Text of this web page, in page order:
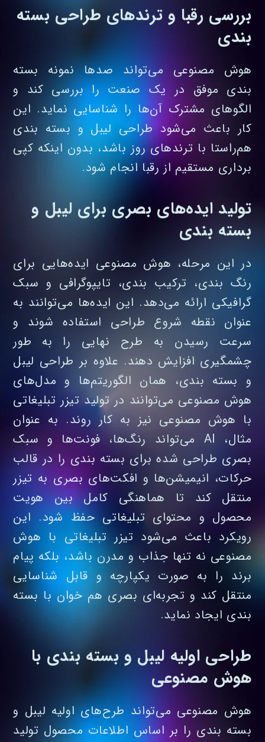
بررسی رقبا و ترندهای طراحی بسته‌
بندی
هوش مصنوعی می‌تواند صدها نمونه بسته‌
بندی موفق در یک صنعت را بررسی کند و
الگوهای مشترک آن‌ها را شناسایی نماید. این
کار باعث می‌شود طراحی لیبل و بسته بندی
هم‌راستا با ترندهای روز باشد، بدون اینکه کپی‌
برداری مستقیم از رقبا انجام شود.
تولید ایده‌های بصری برای لیبل و
بسته‌ بندی
در این مرحله، هوش مصنوعی ایده‌هایی برای
رنگ‌ بندی، ترکیب‌ بندی، تایپوگرافی و سبک
گرافیکی ارائه می‌دهد. این ایده‌ها می‌توانند به‌
عنوان نقطه شروع طراحی استفاده شوند و
سرعت رسیدن به طرح نهایی را به‌ طور
چشمگیری افزایش دهند. علاوه بر طراحی لیبل
و بسته‌ بندی، همان الگوریتم‌ها و مدل‌های
هوش مصنوعی می‌توانند در تولید تیزر تبلیغاتی
با هوش مصنوعی نیز به کار روند. به‌ عنوان
مثال، AI می‌تواند رنگ‌ها، فونت‌ها و سبک
بصری طراحی شده برای بسته‌ بندی را در قالب
حرکات، انیمیشن‌ها و افکت‌های بصری به تیزر
منتقل کند تا هماهنگی کامل بین هویت
محصول و محتوای تبلیغاتی حفظ شود. این
رویکرد باعث می‌شود تیزر تبلیغاتی با هوش
مصنوعی نه تنها جذاب و مدرن باشد، بلکه پیام
برند را به‌ صورت یکپارچه و قابل شناسایی
منتقل کند و تجربه‌ای بصری هم‌ خوان با بسته‌
بندی ایجاد نماید.
طراحی اولیه لیبل و بسته بندی با
هوش مصنوعی
هوش مصنوعی می‌تواند طرح‌های اولیه لیبل و
بسته‌ بندی را بر اساس اطلاعات محصول تولید